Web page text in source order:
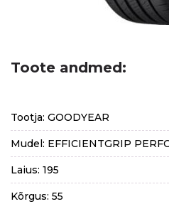
Toote andmed:
Tootja: GOODYEAR
Mudel: EFFICIENTGRIP
Laius: 195
Kõrgus: 55